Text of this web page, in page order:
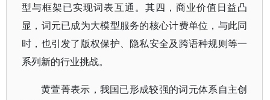
型与框架已实现词表互通。其四，商业价值日益凸
显，词元已成为大模型服务的核心计费单位，与此同
时，也引发了版权保护、隐私安全及跨语种规则等一
系列新的行业挑战。
黄萱菁表示，我国已形成较强的词元体系自主创